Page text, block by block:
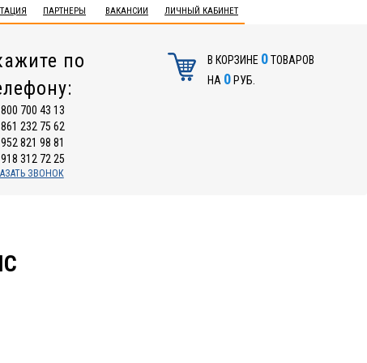
ПАРТНЕРЫ ВАКАНСИИ ЛИЧНЫЙ КАБИНЕТ
по
700 43 13
232 75 62
821 98 81
312 72 25
ЗВОНОК
В КОРЗИНЕ 0ТОВАРОВ
НА 0РУБ.